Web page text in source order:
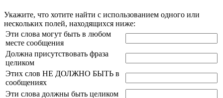
Укажите, что хотите найти с использованием одного или
нескольких полей, находящихся ниже:
Эти слова могут быть в любом
месте сообщения
Должна присутствовать фраза
целиком
Этих слов НЕ ДОЛЖНО БЫТЬ в
сообщениях
Эти слова должны быть целиком